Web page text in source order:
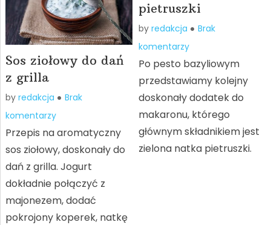
Sos ziołowy do dań
z grilla
by redakcja
Brak
komentarzy
Przepis na aromatyczny
sos ziołowy, doskonały do
dań z grilla. Jogurt
dokładnie połączyć z
majonezem, dodać
pokrojony koperek, natkę
pietruszki
byredakcja
Brak
komentarzy
Po pesto bazyliowym
przedstawiamy kolejny
doskonały dodatek do
makaronu, którego
głównym składnikiem jest
zielona natka pietruszki.